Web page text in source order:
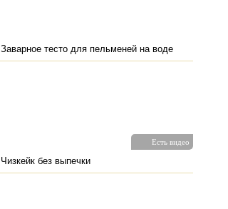
Заварное тесто для пельменей на воде
Есть видео
Чизкейк без выпечки